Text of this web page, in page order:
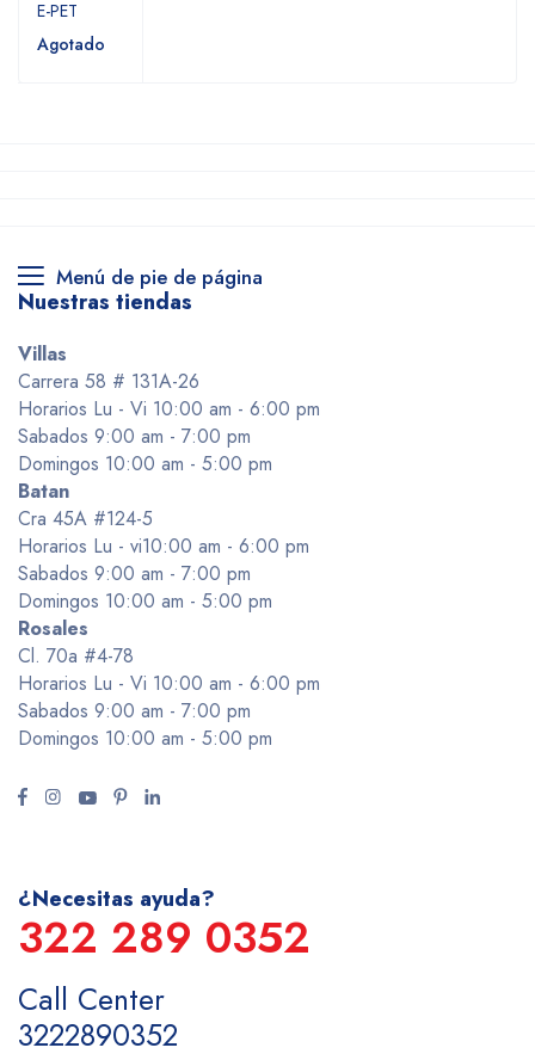
E-PET
Agotado
Menú de pie de página
Nuestras tiendas
Villas
Carrera 58 # 131A-26
Horarios Lu - Vi 10:00 am - 6:00 pm
Sabados 9:00 am - 7:00 pm
Domingos 10:00 am - 5:00 pm
Batan
Cra 45A #124-5
Horarios Lu - vi10:00 am - 6:00 pm
Sabados 9:00 am - 7:00 pm
Domingos 10:00 am - 5:00 pm
Rosales
Cl. 70a #4-78
Horarios Lu - Vi 10:00 am - 6:00 pm
Sabados 9:00 am - 7:00 pm
Domingos 10:00 am - 5:00 pm
¿Necesitas ayuda?
322 289 0352
Call Center
3222890352